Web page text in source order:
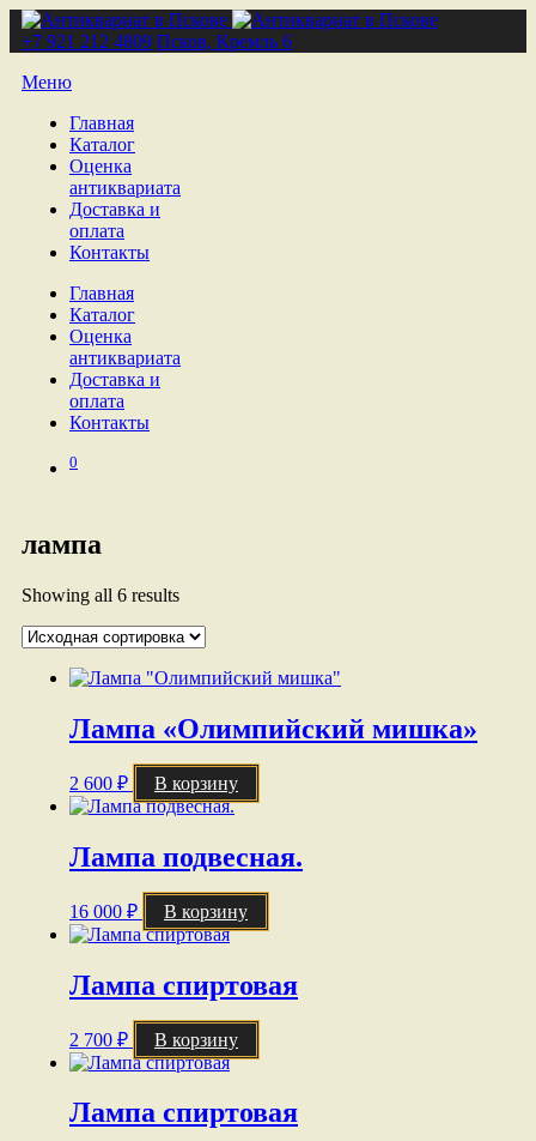
+7 921 212 4809 Псков, Кремль 6
Меню
Главная
Каталог
Оценка
антиквариата
Доставка и
оплата
Контакты
Главная
Каталог
Оценка
антиквариата
Доставка и
оплата
Контакты
0
лампа
Showing all 6 results
Лампа «Олимпийский мишка»
2 600 ₽ В корзину
Лампа подвесная.
16 000 ₽ В корзину
Лампа спиртовая
2 700 ₽ В корзину
Лампа спиртовая